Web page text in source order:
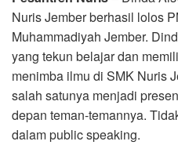
Nuris Jember berhasil lolos
Muhammadiyah Jember.
yang tekun belajar dan
menimba ilmu di SMK Nuris
salah satunya menjadi
depan teman-temannya.
dalam public speaking.